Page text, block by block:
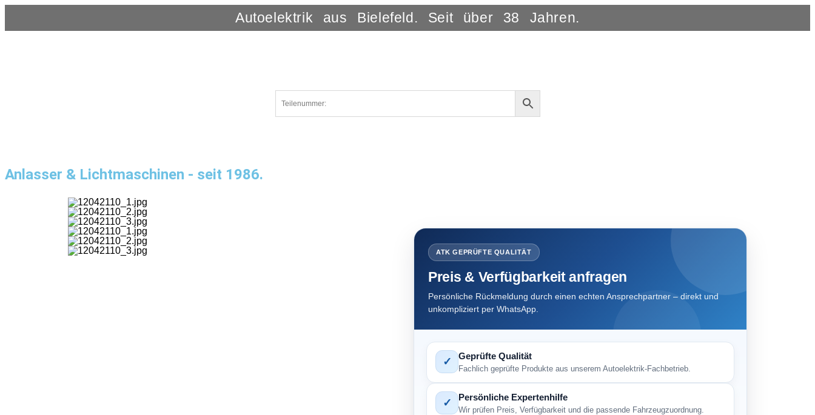
Autoelektrik aus Bielefeld. Seit über 38 Jahren.
Anlasser & Lichtmaschinen - seit 1986.
ATK GEPRÜFTE QUALITÄT
Preis & Verfügbarkeit anfragen
Persönliche Rückmeldung durch einen echten Ansprechpartner – direkt und
unkompliziert per WhatsApp.
✓ Geprüfte Qualität
Fachlich geprüfte Produkte aus unserem Autoelektrik-Fachbetrieb.
✓ Persönliche Expertenhilfe
Wir prüfen Preis, Verfügbarkeit und die passende Fahrzeugzuordnung.